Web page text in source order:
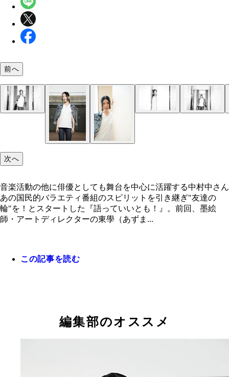
音楽活動の他に俳優としても舞台を中心に活躍す
中さん
前へ
次へ
音楽活動の他に俳優としても舞台を中心に活躍する中村中さん
あの国民的バラエティ番組のスピリットを引き継ぎ"友達の
輪"を！とスタートした『語っていいとも！』。前回、墨絵
師・アートディレクターの東學（あずま...
この記事を読む
編集部のオススメ